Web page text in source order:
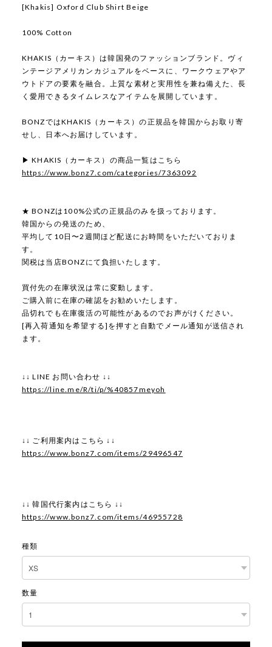
[Khakis] Oxford Club Shirt Beige
100% Cotton
KHAKIS（カーキス）は韓国発のファッションブランド。ヴィ
ンテージアメリカンカジュアルをベースに、ワークウェアやア
ウトドアの要素を融合。上質な素材と実用性を兼ね備えた、長
く愛用できるタイムレスなアイテムを展開しています。
BONZではKHAKIS（カーキス）の正規品を韓国からお取り寄
せし、日本へお届けしています。
▶ KHAKIS（カーキス）の商品一覧はこちら
https://www.bonz7.com/categories/7363092
★ BONZは100%公式の正規品のみを扱っております。
韓国からの発送のため、
平均して10日〜2週間ほど配送にお時間をいただいておりま
す。
関税は当店BONZにて負担いたします。
買付先の在庫状況は常に変動します。
ご購入前に在庫の確認をお勧めいたします。
品切れでも在庫復活の可能性があるのでお声がけください。
[再入荷通知を希望する]を押すと自動でメール通知が送信され
ます。
↓↓ LINE お問い合わせ ↓↓
https://line.me/R/ti/p/%40857meyoh
↓↓ ご利用案内はこちら ↓↓
https://www.bonz7.com/items/29496547
↓↓ 韓国代行案内はこちら ↓↓
https://www.bonz7.com/items/46955728
種類
数量